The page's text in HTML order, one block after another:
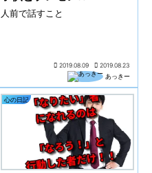
人前で話すこと
2019.08.09
2019.08.23
あっきー
心の日記